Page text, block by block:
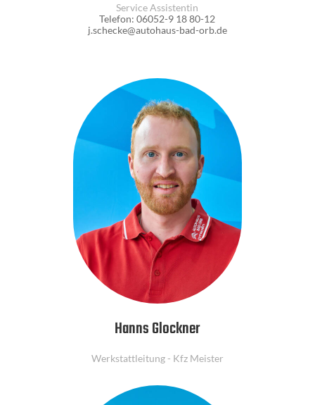
Service Assistentin
Telefon: 06052-9 18 80-12
j.schecke@autohaus-bad-orb.de
Hanns Glockner
Werkstattleitung - Kfz Meister